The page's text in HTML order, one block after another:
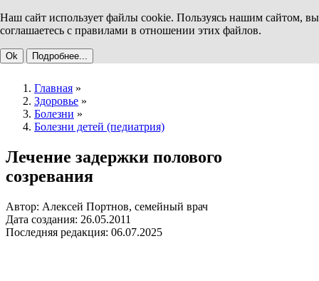
Наш сайт использует файлы cookie. Пользуясь нашим сайтом, вы
соглашаетесь с правилами в отношении этих файлов.
Ok Подробнее...
Главная »
Здоровье »
Болезни »
Болезни детей (педиатрия)
Лечение задержки полового
созревания
Автор: Алексей Портнов, семейный врач
Дата создания: 26.05.2011
Последняя редакция: 06.07.2025